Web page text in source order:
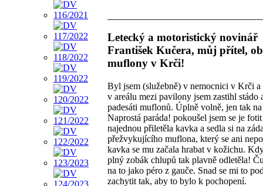
Letecký a motoristický novinář
František Kučera, můj přítel,
muflony v Krči!
Byl jsem (služebně) v nemocnici v Krči a
v areálu mezi pavilony jsem zastihl stádo
padesáti muflonů. Úplně volně, jen tak
Naprostá paráda! pokoušel jsem se je fotit
najednou přiletěla kavka a sedla si na
přežvykujícího muflona, který se ani
kavka se mu začala hrabat v kožichu.
plný zobák chlupů tak plavně odletěla!
na to jako péro z gauče. Snad se mi to
zachytit tak, aby to bylo k pochopení.